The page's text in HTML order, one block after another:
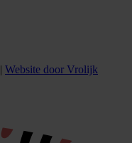
Website door Vrolijk